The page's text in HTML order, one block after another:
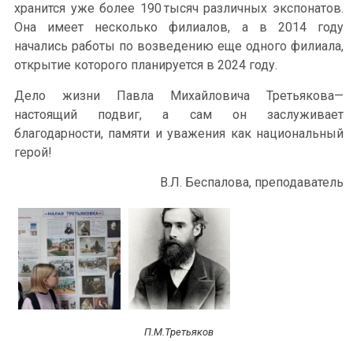
хранится уже более 190 тысяч различных экспонатов.
Она имеет несколько филиалов, а в 2014 году
начались работы по возведению еще одного филиала,
открытие которого планируется в 2024 году.
Дело жизни Павла Михайловича Третьякова—
настоящий подвиг, а сам он заслуживает
благодарности, памяти и уважения как национальный
герой!
В.Л. Беспалова, преподаватель
П.М.Третьяков